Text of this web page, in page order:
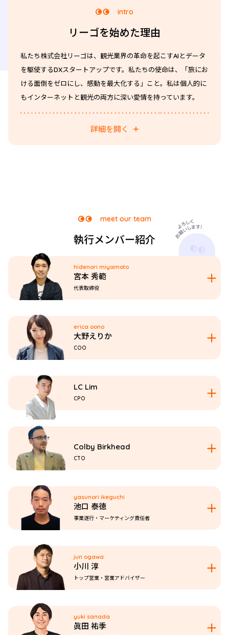
intro
リーゴを始めた理由
私たち株式会社リーゴは、観光業界の革命を起こすAIとデータ
を駆使するDXスタートアップです。私たちの使命は、「旅にお
ける面倒をゼロにし、感動を最大化する」こと。私は個人的に
もインターネットと観光の両方に深い愛情を持っています。
詳細を開く
meet our team
執行メンバー紹介
hidenori miyamoto
宮本 秀範
代表取締役
erica oono
大野えりか
COO
LC Lim
CPO
Colby Birkhead
CTO
yasunori ikeguchi
池口 泰徳
事業遂行・マーケティング責任者
jun ogawa
小川 淳
トップ営業・営業アドバイザー
yuki sanada
眞田 祐季